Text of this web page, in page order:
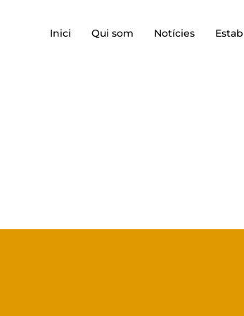
Inici Qui som Notícies